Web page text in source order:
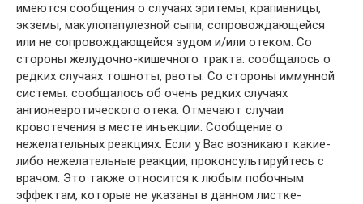
имеются сообщения о случаях эритемы, крапивницы,
экземы, макулопапулезной сыпи, сопровождающейся
или не сопровождающейся зудом и/или отеком. Со
стороны желудочно-кишечного тракта: сообщалось о
редких случаях тошноты, рвоты. Со стороны иммунной
системы: сообщалось об очень редких случаях
ангионевротического отека. Отмечают случаи
кровотечения в месте инъекции. Сообщение о
нежелательных реакциях. Если у Вас возникают какие-
либо нежелательные реакции, проконсультируйтесь с
врачом. Это также относится к любым побочным
эффектам, которые не указаны в данном листке-